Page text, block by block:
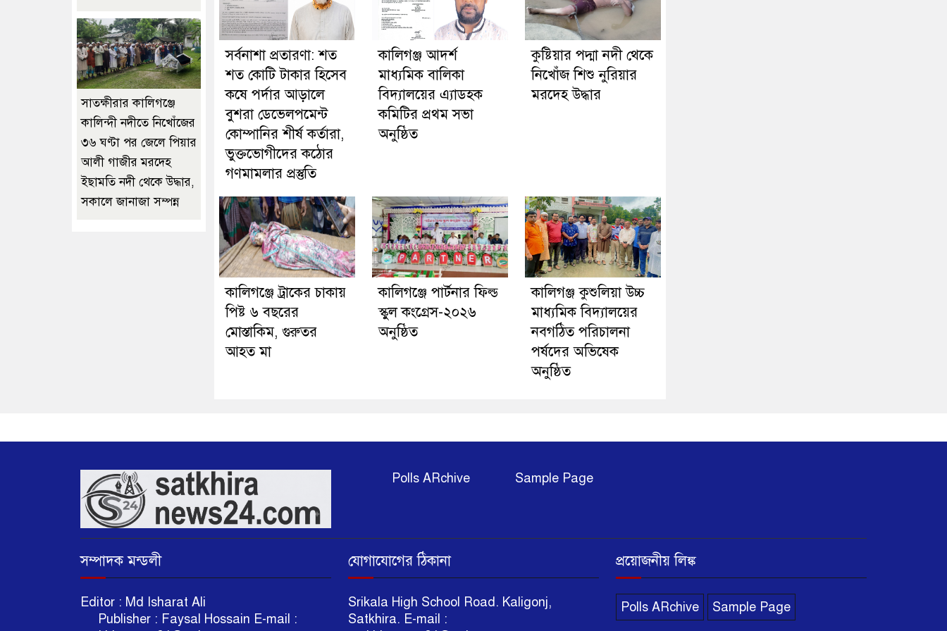
সর্বনাশা প্রতারণা: শত
শত কোটি টাকার হিসেব
কষে পর্দার আড়ালে
বুশরা ডেভেলপমেন্ট
কোম্পানির শীর্ষ কর্তারা,
ভুক্তভোগীদের কঠোর
গণমামলার প্রস্তুতি
কালিগঞ্জ আদর্শ
মাধ্যমিক বালিকা
বিদ্যালয়ের এ্যাডহক
কমিটির প্রথম সভা
অনুষ্ঠিত
কুষ্টিয়ার পদ্মা নদী থেকে
নিখোঁজ শিশু নুরিয়ার
মরদেহ উদ্ধার
কালিগঞ্জে ট্রাকের চাকায়
পিষ্ট ৬ বছরের
মোস্তাকিম, গুরুতর
আহত মা
কালিগঞ্জে পার্টনার ফিল্ড
স্কুল কংগ্রেস-২০২৬
অনুষ্ঠিত
কালিগঞ্জ কুশুলিয়া উচ্চ
মাধ্যমিক বিদ্যালয়ের
নবগঠিত পরিচালনা
পর্ষদের অভিষেক
অনুষ্ঠিত
সাতক্ষীরার কালিগঞ্জে
কালিন্দী নদীতে নিখোঁজের
৩৬ ঘণ্টা পর জেলে পিয়ার
আলী গাজীর মরদেহ
ইছাম‌তি নদী থে‌কে উদ্ধার,
সকালে জানাজা সম্পন্ন
Polls ARchive Sample Page
সম্পাদক মন্ডলী
Editor : Md Isharat Ali
Publisher : Faysal Hossain E-mail :
যোগাযোগের ঠিকানা
Srikala High School Road. Kaligonj,
Satkhira. E-mail :
প্রয়োজনীয় লিঙ্ক
Polls ARchive Sample Page